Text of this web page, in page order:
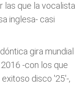
las que la vocalista
inglesa- casi
gira mundial
-con los que
disco '25'-,